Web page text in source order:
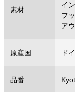
素材
イ
フ
ア
原産国 ド
品番